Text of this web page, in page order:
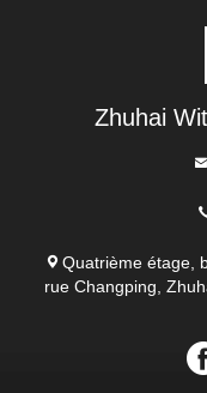
Zhuhai
Quatrième étage,
rue Changping,